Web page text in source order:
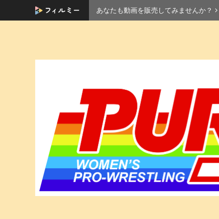
あなたも動画を販売してみませんか？